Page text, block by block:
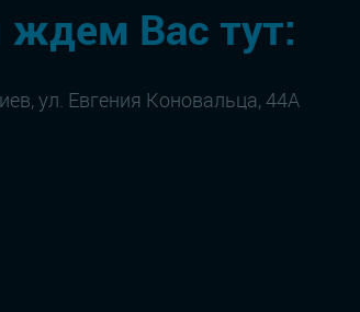
Вас тут:
ул. Евгения Коновальца, 44А